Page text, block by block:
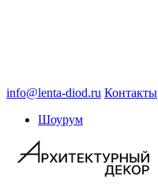
info@lenta-diod.ru Контакты
Шоурум